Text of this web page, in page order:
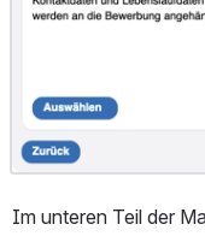
Im unteren Teil der